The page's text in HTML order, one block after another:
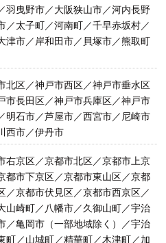
羽曳野市／大阪狭山市／河内長野
／太子町／河南町／千早赤坂村／
津市／岸和田市／貝塚市／熊取町
北区／神戸市西区／神戸市垂水区
市長田区／神戸市兵庫区／神戸市
明石市／芦屋市／西宮市／尼崎市
西市／伊丹市
右京区／京都市北区／京都市上京
都市下京区／京都市東山区／京都
／京都市伏見区／京都市西京区／
山崎町／八幡市／久御山町／宇治
／亀岡市（一部地域除く）／宇治
町／山城町／精華町／木津町／加